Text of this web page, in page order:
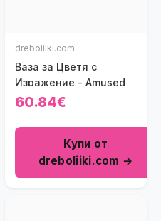
dreboliiki.com
Ваза за Цветя с
Изражение - Amused
60.84€
Купи от
dreboliiki.com →